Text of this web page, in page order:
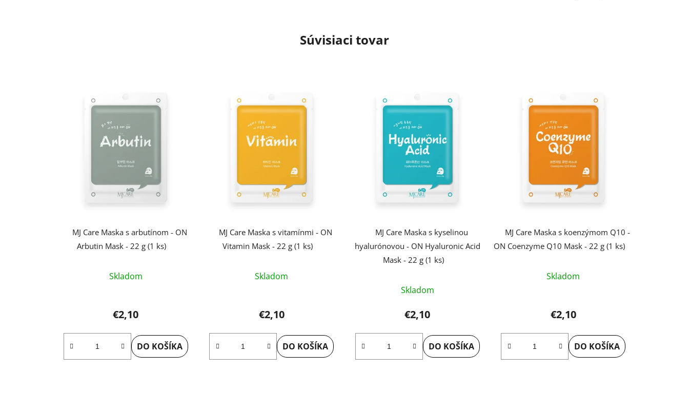
Súvisiaci tovar
MJ Care Maska s arbutínom - ON
Arbutin Mask - 22 g (1 ks)
Skladom
€2,10
DO KOŠÍKA
MJ Care Maska s vitamínmi - ON
Vitamin Mask - 22 g (1 ks)
hodnotenie
je
5,0
z
Skladom
€2,10
DO KOŠÍKA
MJ Care Maska s kyselinou
hyalurónovou - ON Hyaluronic Acid
Mask - 22 g (1 ks)
Skladom
€2,10
DO KOŠÍKA
MJ Care Maska s koenzýmom Q10 -
ON Coenzyme Q10 Mask - 22 g (1 ks)
Skladom
€2,10
DO KOŠÍKA